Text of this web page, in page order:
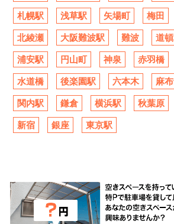
札幌駅 浅草駅 矢場町 梅田
北綾瀬 大阪難波駅 難波 道
浦安駅 円山町 神泉 赤羽橋
水道橋 後楽園駅 六本木 麻
関内駅 鎌倉 横浜駅 秋葉原
新宿 銀座 東京駅